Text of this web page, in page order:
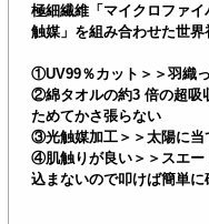
極細繊維「マイクロファ
触媒」を組み合わせた世界
①UV99％カット＞＞羽織
②綿タオルの約3 倍の超吸
ためてかさ張らない
③光触媒加工＞＞太陽に当
④肌触りが良い＞＞スエー
込まないので叩けば簡単に